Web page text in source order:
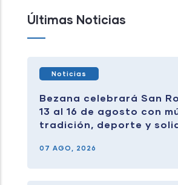
Últimas Noticias
Bezana celebrará San
13 al 16 de agosto con
tradición, deporte y
Noticias
07 AGO, 2026